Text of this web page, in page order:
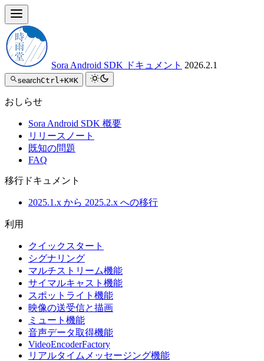
Sora Android SDK ドキュメント 2026.2.1
searchCtrl+K⌘K
おしらせ
Sora Android SDK 概要
リリースノート
既知の問題
FAQ
移行ドキュメント
2025.1.x から 2025.2.x への移行
利用
クイックスタート
シグナリング
マルチストリーム機能
サイマルキャスト機能
スポットライト機能
映像の送受信と描画
ミュート機能
音声データ取得機能
VideoEncoderFactory
リアルタイムメッセージング機能